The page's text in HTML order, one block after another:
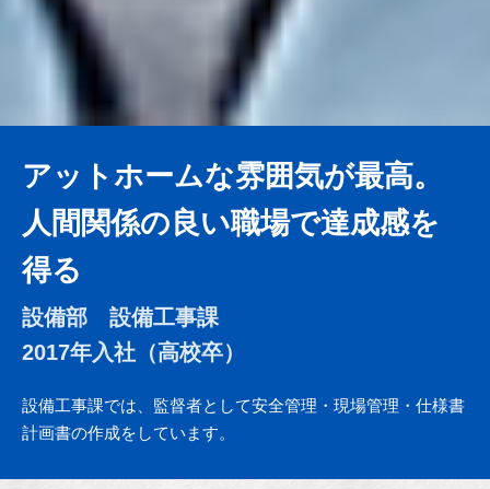
アットホームな雰囲気が最高。
人間関係の良い職場で達成感を
得る
設備部 設備工事課
2017年入社（高校卒）
設備工事課では、監督者として安全管理・現場管理・仕様書
計画書の作成をしています。